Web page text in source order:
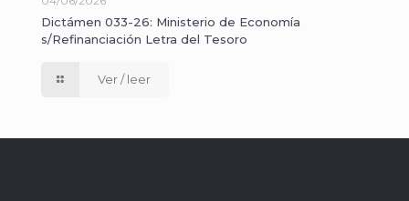
Dictámen 033-26: Ministerio de Economía
s/Refinanciación Letra del Tesoro
Ver / leer